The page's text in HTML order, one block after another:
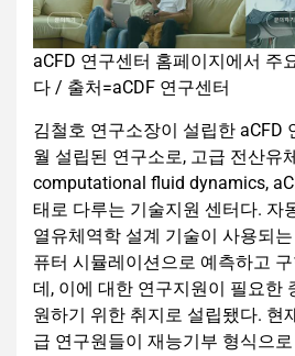
aCFD 연구센터 홈페이지에서 주
다 / 출처=aCDF 연구센터
김철호 연구소장이 설립한 aCFD
월 설립된 연구소로, 고급 전산유
computational fluid dynamics,
태로 다루는 기술지원 센터다. 자
열유체역학 설계 기술이 사용되
퓨터 시뮬레이션으로 예측하고
데, 이에 대한 연구지원이 필요한
원하기 위한 취지로 설립됐다. 현
급 연구원들이 재능기부 형식으